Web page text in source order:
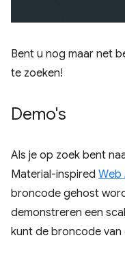
Bent u nog maar net
te zoeken!
Demo's
Als je op zoek bent
Material-inspired Web
broncode gehost
demonstreren een
kunt de broncode van